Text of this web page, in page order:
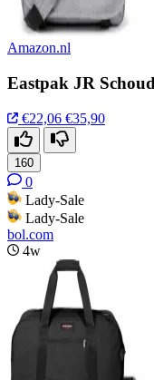
Amazon.nl
Eastpak JR
€22,06 €35,90
160
0
Lady-Sale
Lady-Sale
bol.com
4w